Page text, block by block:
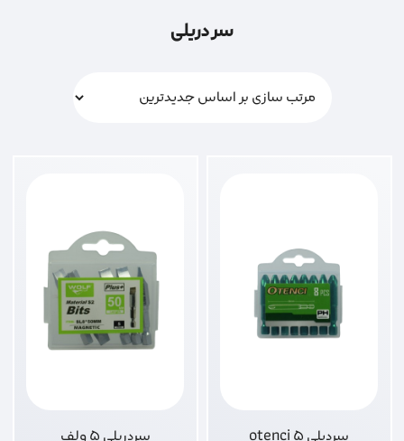
سر دریلی
سردیلی 5 otenci سردریلی 5 ولف